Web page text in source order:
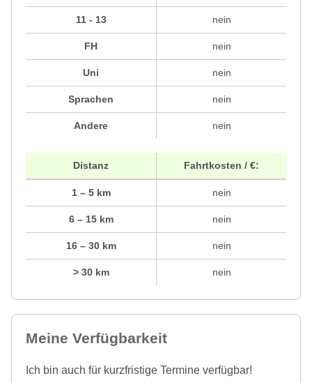
11 - 13
FH
Uni
Sprachen
Andere
nein
nein
nein
nein
nein
Distanz
1 – 5 km
6 – 15 km
16 – 30 km
> 30 km
Fahrtkosten / €:
nein
nein
nein
nein
Meine Verfügbarkeit
Ich bin auch für kurzfristige Termine verfügbar!